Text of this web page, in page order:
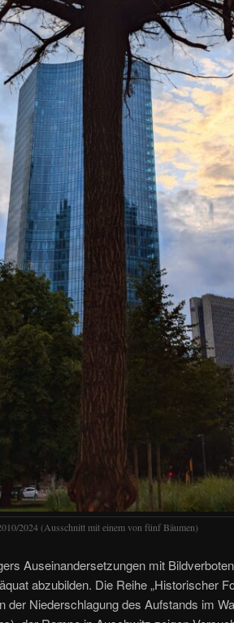
2024 (Ausschnitt mit einem von fünf Bäumen)
Auseinandersetzungen mit
abzubilden. Die Reihe „Historischer
der Niederschlagung des Aufstands im